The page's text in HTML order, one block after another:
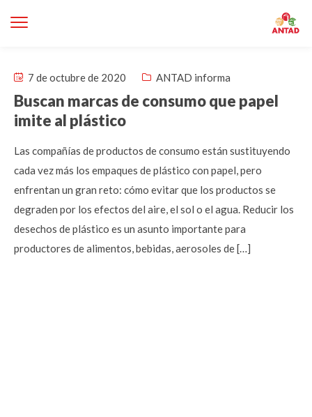
7 de octubre de 2020 ANTAD informa
Buscan marcas de consumo que papel
imite al plástico
Las compañías de productos de consumo están sustituyendo
cada vez más los empaques de plástico con papel, pero
enfrentan un gran reto: cómo evitar que los productos se
degraden por los efectos del aire, el sol o el agua. Reducir los
desechos de plástico es un asunto importante para
productores de alimentos, bebidas, aerosoles de […]